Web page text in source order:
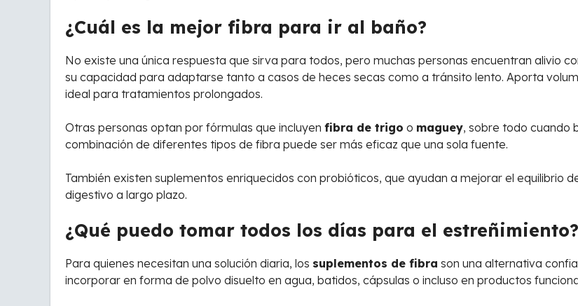
¿Cuál es la mejor fibra para ir al baño?
No existe una única respuesta que sirva para todos, pero muchas personas encuentran alivio
su capacidad para adaptarse tanto a casos de heces secas como a tránsito lento. Aporta
ideal para tratamientos prolongados.
Otras personas optan por fórmulas que incluyen fibra de trigo o maguey, sobre todo cuando
combinación de diferentes tipos de fibra puede ser más eficaz que una sola fuente.
También existen suplementos enriquecidos con probióticos, que ayudan a mejorar el equilibrio
digestivo a largo plazo.
¿Qué puedo tomar todos los días para el estreñimiento?
Para quienes necesitan una solución diaria, los suplementos de fibra son una alternativa
incorporar en forma de polvo disuelto en agua, batidos, cápsulas o incluso en productos